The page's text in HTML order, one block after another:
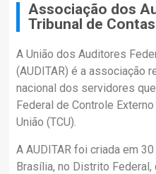
Associação dos
Tribunal de
A União dos Auditores
(AUDITAR) é a associação
nacional dos servidores
Federal de Controle
União (TCU).
A AUDITAR foi criada em
Brasília, no Distrito